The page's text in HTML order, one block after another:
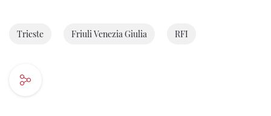
Trieste Friuli Venezia Giulia RFI